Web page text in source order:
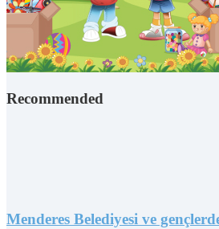
Recommended
Menderes Belediyesi ve